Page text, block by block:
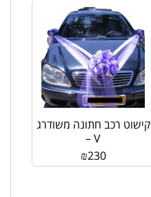
קישוט רכב חתונה משודרג
– V
₪230